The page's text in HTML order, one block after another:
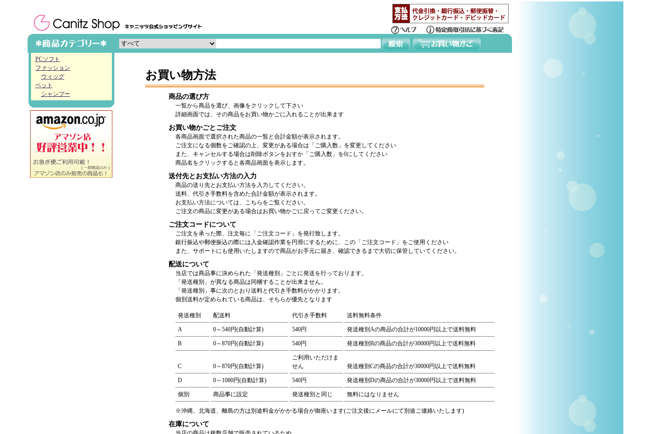
PCソフト
ファッション
ウィッグ
ペット
シャンプー
お買い物方法
商品の選び方
一覧から商品を選び、画像をクリックして下さい
詳細画面では、その商品をお買い物かごに入れることが出来ます
お買い物かごとご注文
各商品画面で選択された商品の一覧と合計金額が表示されます。
ご注文になる個数をご確認の上、変更がある場合は「ご購入数」を変更してください
また、キャンセルする場合は削除ボタンをおすか「ご購入数」を0にしてください
商品名をクリックすると各商品画面を表示します。
送付先とお支払い方法の入力
商品の送り先とお支払い方法を入力してください。
送料、代引き手数料を含めた合計金額が表示されます。
お支払い方法については、こちらをご覧ください。
ご注文の商品に変更がある場合はお買い物かごに戻ってご変更ください。
ご注文コードについて
ご注文を承った際、注文毎に「ご注文コード」を発行致します。
銀行振込や郵便振込の際には入金確認作業を円滑にするために、この「ご注文コード」をご使用ください
また、サポートにも使用いたしますので商品がお手元に届き、確認できるまで大切に保管していてください。
配送について
当店では商品事に決められた「発送種別」ごとに発送を行っております。
「発送種別」が異なる商品は同梱することが出来ません。
「発送種別」事に次のとおり送料と代引き手数料がかかります。
個別送料が定められている商品は、そちらが優先となります
発送種別 配送料 代引き手数料 送料無料条件
A 0～540円(自動計算) 540円 発送種別Aの商品の合計が10000円以上で送料無料
B 0～870円(自動計算) 540円 発送種別Bの商品の合計が30000円以上で送料無料
C 0～870円(自動計算)
ご利用いただけま
せん
発送種別Cの商品の合計が30000円以上で送料無料
D 0～1080円(自動計算) 540円 発送種別Dの商品の合計が30000円以上で送料無料
個別 商品事に設定 発送種別と同じ 無料にはなりません
※沖縄、北海道、離島の方は別途料金がかかる場合が御座います(ご注文後にメールにて別途ご連絡いたします)
在庫について